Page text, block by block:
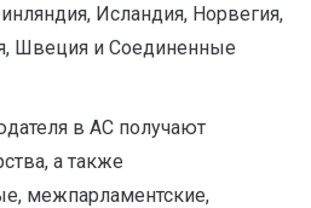
Исландия, Норвегия,
Швеция и Соединенные
в АС получают
а также
межпарламентские,